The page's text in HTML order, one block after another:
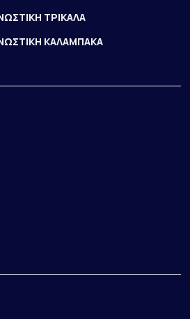
ΤΡΙΚΑΛΑ
ΚΑΛΑΜΠΑΚΑ